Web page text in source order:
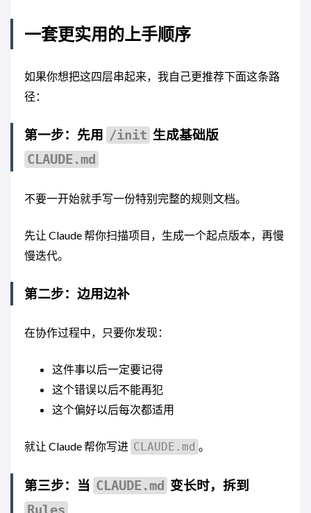
一套更实用的上手顺序
如果你想把这四层串起来，我自己更推荐下面这条路
径：
第一步：先用 /init 生成基础版
CLAUDE.md
不要一开始就手写一份特别完整的规则文档。
先让 Claude 帮你扫描项目，生成一个起点版本，再慢
慢迭代。
第二步：边用边补
在协作过程中，只要你发现：
这件事以后一定要记得
这个错误以后不能再犯
这个偏好以后每次都适用
就让 Claude 帮你写进 CLAUDE.md 。
第三步：当 CLAUDE.md 变长时，拆到